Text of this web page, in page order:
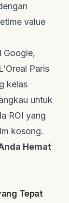
value
Google,
Paris
kelas
untuk
ROI yang
kosong.
Hemat
Tepat